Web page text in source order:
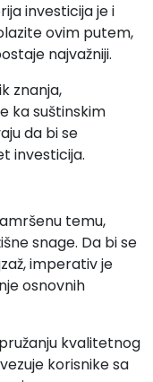
investicija je i
ovim putem,
najvažniji.
znanja,
ka suštinskim
da bi se
investicija.
temu,
snage. Da bi se
imperativ je
osnovnih
kvalitetnog
korisnike sa